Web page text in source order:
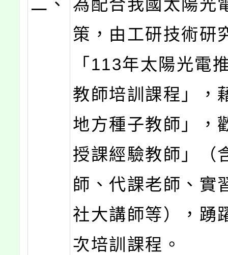
二、
為配合我國太陽光
策，由工研技術研
「113年太陽光電
教師培訓課程」，
地方種子教師」，
授課經驗教師」（
師、代課老師、實
社大講師等），踴
次培訓課程。